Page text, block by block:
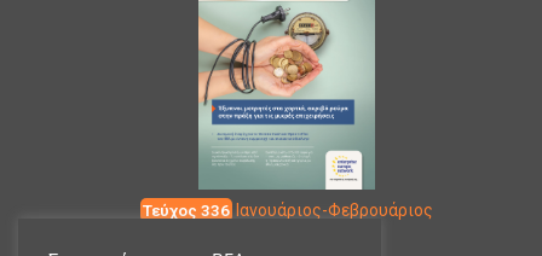
Τεύχος 336 Ιανουάριος-Φεβρουάριος